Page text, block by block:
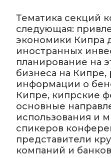
Тематика секций
следующая:
экономики Кипра
иностранных
планирование на
бизнеса на Кипре,
информации о
Кипре, кипрские
основные
использования и
спикеров
представители
компаний и